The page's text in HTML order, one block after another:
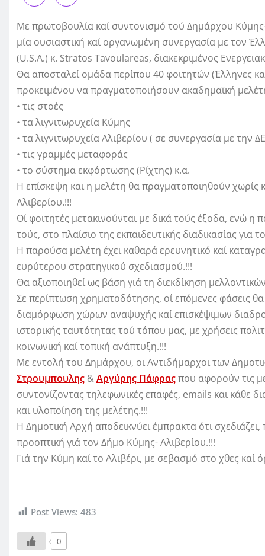
Με πρωτοβουλία καί συντονισμό τού Δημάρχου
μία ουσιαστική καί οργανωμένη συνεργασία με τον
(U.S.A.) κ. Stratos Tavoulareas, διακεκριμένος
Θα αποσταλεί ομάδα περίπου 40 φοιτητών (Έλληνες
προκειμένου να πραγματοποιήσουν ακαδημαϊκή
• τις στοές
• τα λιγνιτωρυχεία Κύμης
• τα λιγνιτωρυχεία Αλιβερίου ( σε συνεργασία με την
• τις γραμμές μεταφοράς
• το σύστημα εκφόρτωσης (Ρίχτης) κ.α.
Η επίσκεψη και η μελέτη θα πραγματοποιηθούν χωρίς
Αλιβερίου.!!!
Οί φοιτητές μετακινούνται με δικά τούς έξοδα, ενώ
τούς, στο πλαίσιο της εκπαιδευτικής διαδικασίας για
Η παρούσα μελέτη έχει καθαρά ερευνητικό καί
ευρύτερου στρατηγικού σχεδιασμού.!!!
Θα αξιοποιηθεί ως βάση γιά τη διεκδίκηση
Σε περίπτωση χρηματοδότησης, οί επόμενες φάσεις
διαμόρφωση χώρων αναψυχής καί επισκέψιμων
ιστορικής ταυτότητας τού τόπου μας, με χρήσεις
κοινωνική καί τοπική ανάπτυξη.!!!
Με εντολή του Δημάρχου, οι Αντιδήμαρχοι των
Στρουμπουλης &Αργύρης Πάφραςπου αφορούν τις
συντονίζοντας τηλεφωνικές επαφές, emails και κάθε
και υλοποίηση της μελέτης.!!!
Η Δημοτική Αρχή αποδεικνύει έμπρακτα ότι σχεδιάζει,
προοπτική γιά τον Δήμο Κύμης- Αλιβερίου.!!!
Γιά την Κύμη καί το Αλιβέρι, με σεβασμό στο χθες καί
Post Views: 483
0